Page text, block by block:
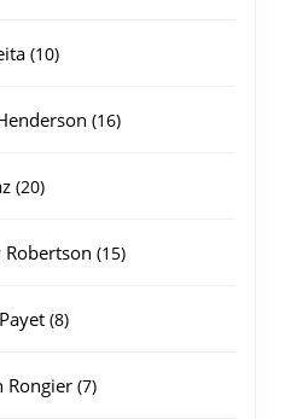
1010
1616
2020
1515
88
Rongier 77